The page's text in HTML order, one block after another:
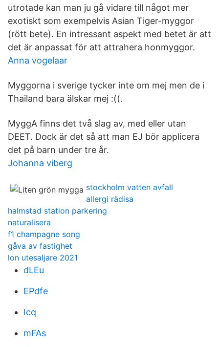
utrotade kan man ju gå vidare till något mer
exotiskt som exempelvis Asian Tiger-myggor
(rött bete). En intressant aspekt med betet är att
det är anpassat för att attrahera honmyggor.
Anna vogelaar
Myggorna i sverige tycker inte om mej men de i
Thailand bara älskar mej :((.
MyggA finns det två slag av, med eller utan
DEET. Dock är det så att man EJ bör applicera
det på barn under tre år.
Johanna viberg
stockholm vatten avfall
allergi rädisa
halmstad station parkering
naturalisera
f1 champagne song
gåva av fastighet
lon utesaljare 2021
dLEu
EPdfe
Icq
mFAs